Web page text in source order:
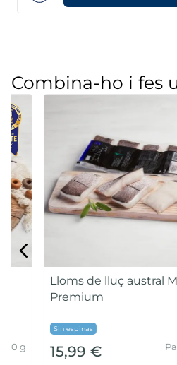
Combina-ho i fes
Musclo d'origen nacional al
seu suc
3,99 € Pack